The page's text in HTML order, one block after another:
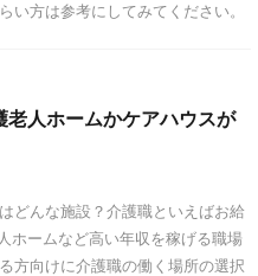
い方は参考にしてみてください。
老人ホームかケアハウスが
どんな施設？介護職といえばお給
ホームなど高い年収を稼げる職場
方向けに介護職の働く場所の選択